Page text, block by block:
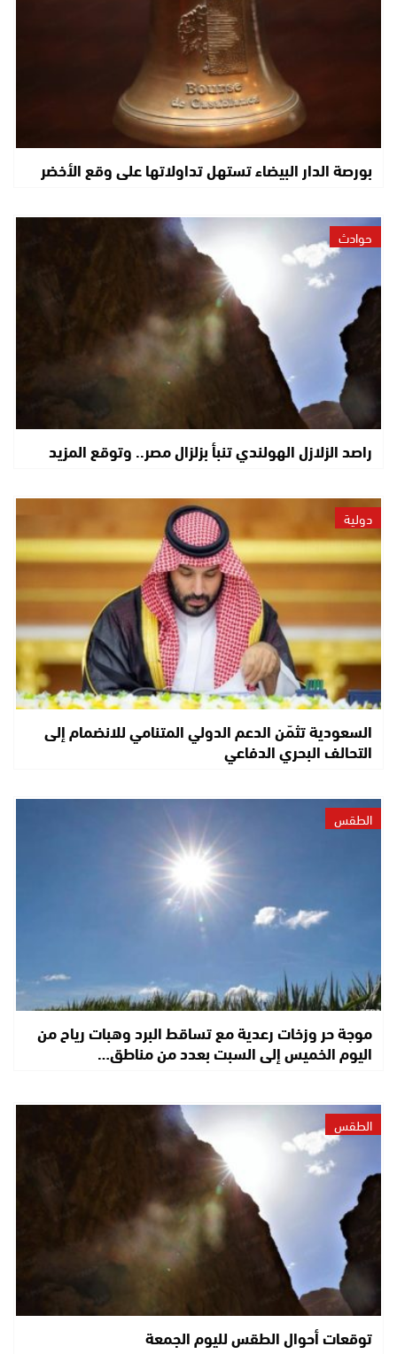
بورصة الدار البيضاء تستهل تداولاتها على وقع الأخضر
حوادث
راصد الزلازل الهولندي تنبأ بزلزال مصر.. وتوقع المزيد
دولية
السعودية تثمّن الدعم الدولي المتنامي للانضمام إلى
التحالف البحري الدفاعي
الطقس
موجة حر وزخات رعدية مع تساقط البرد وهبات رياح من
اليوم الخميس إلى السبت بعدد من مناطق…
الطقس
توقعات أحوال الطقس لليوم الجمعة